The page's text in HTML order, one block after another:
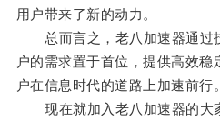
用户带来了新的动力。
总而言之，老八加速器通过
户的需求置于首位，提供高效
户在信息时代的道路上加速前行。
现在就加入老八加速器的大